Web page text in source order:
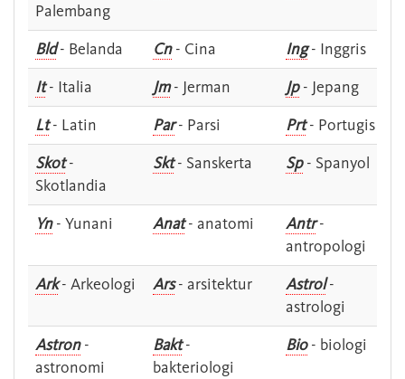
Palembang
Bld- Belanda Cn- Cina Ing- Inggris
It- Italia Jm- Jerman Jp- Jepang
Lt- Latin Par- Parsi Prt- Portugis
Skot-
Skotlandia
Skt- Sanskerta Sp- Spanyol
Yn- Yunani Anat- anatomi Antr-
antropologi
Ark- Arkeologi Ars- arsitektur Astrol-
astrologi
Astron-
astronomi
Bakt-
bakteriologi
Bio- biologi